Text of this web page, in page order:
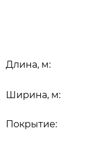
Длина, м:
Ширина, м:
Покрытие: